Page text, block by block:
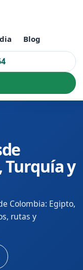
Blog
y
Colombia: Egipto,
rutas y